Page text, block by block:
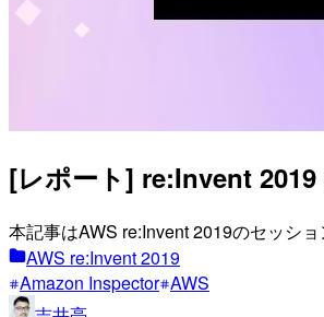
[レポート] re:Invent
本記事はAWS re:Invent 2019のセッシ
AWS re:Invent 2019
Amazon Inspector AWS